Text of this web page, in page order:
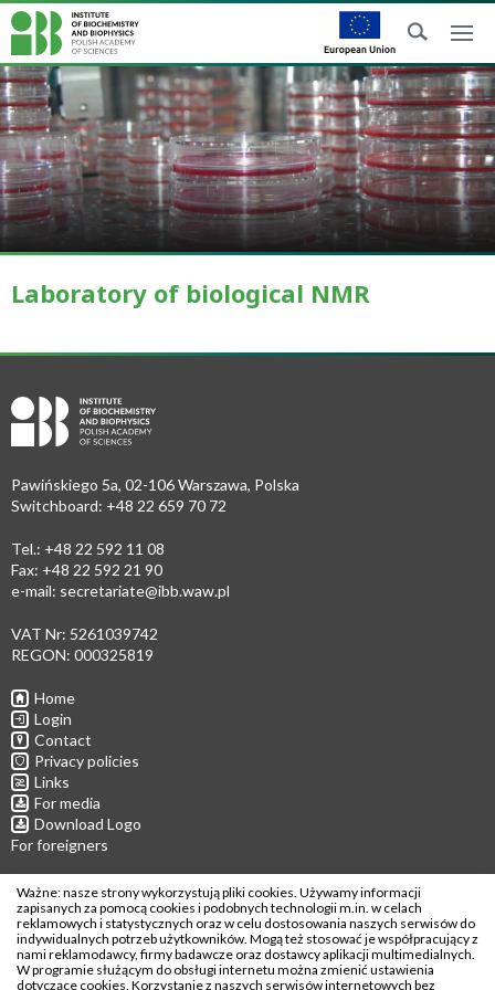
Laboratory of biological NMR
Pawińskiego 5a, 02-106 Warszawa, Polska
Switchboard: +48 22 659 70 72
Tel.: +48 22 592 11 08
Fax: +48 22 592 21 90
e-mail: secretariate@ibb.waw.pl
VAT Nr: 5261039742
REGON: 000325819
Home
Login
Contact
Privacy policies
Links
For media
Download Logo
For foreigners
Follow us
Copyright © 2026
Ważne: nasze strony wykorzystują pliki cookies. Używamy informacji
zapisanych za pomocą cookies i podobnych technologii m.in. w celach
reklamowych i statystycznych oraz w celu dostosowania naszych serwisów do
indywidualnych potrzeb użytkowników. Mogą też stosować je współpracujący z
nami reklamodawcy, firmy badawcze oraz dostawcy aplikacji multimedialnych.
W programie służącym do obsługi internetu można zmienić ustawienia
dotyczące cookies. Korzystanie z naszych serwisów internetowych bez